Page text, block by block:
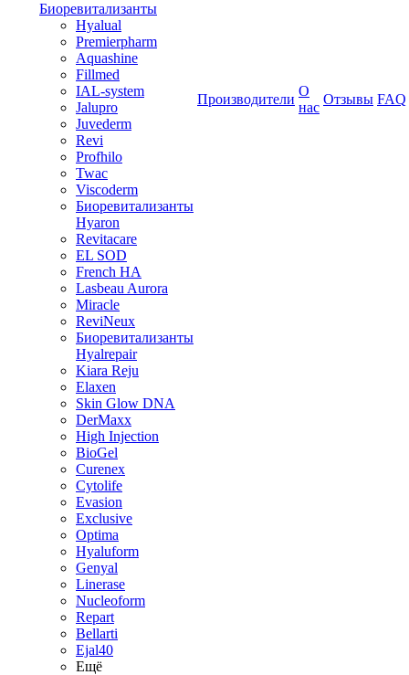
Биоревитализанты
Hyalual
Premierpharm
Aquashine
Fillmed
IAL-system
Jalupro
Juvederm
Revi
Profhilo
Twac
Viscoderm
Биоревитализанты
Hyaron
Revitacare
EL SOD
French HA
Lasbeau Aurora
Miracle
ReviNeux
Биоревитализанты
Hyalrepair
Kiara Reju
Elaxen
Skin Glow DNA
DerMaxx
High Injection
BioGel
Curenex
Cytolife
Evasion
Exclusive
Optima
Hyaluform
Genyal
Linerase
Nucleoform
Repart
Bellarti
Ejal40
Ещё
Производители
О
нас
Отзывы FAQ